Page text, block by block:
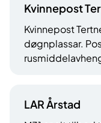
Kvinnepost
Kvinnepost
døgnplassar.
LAR Årstad